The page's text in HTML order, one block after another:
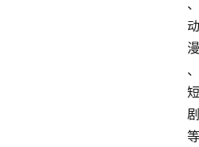
、
动
漫
、
短
剧
等